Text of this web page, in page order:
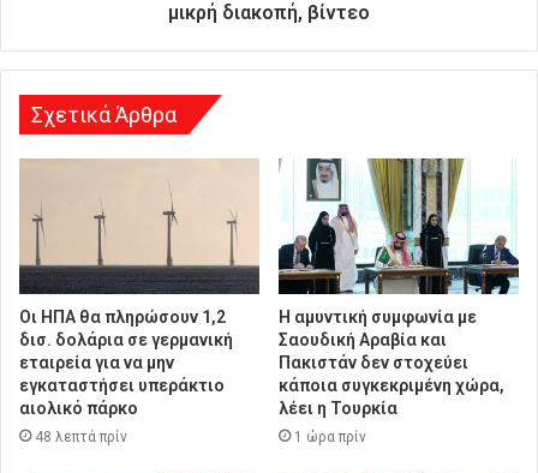
σ
μικρή διακοπή, βίντεο
Σχετικά Άρθρα
Οι ΗΠΑ θα πληρώσουν 1,2
δισ. δολάρια σε γερμανική
εταιρεία για να μην
εγκαταστήσει υπεράκτιο
αιολικό πάρκο
48 λεπτά πρίν
Η αμυντική συμφωνία με
Σαουδική Αραβία και
Πακιστάν δεν στοχεύει
κάποια συγκεκριμένη χώρα,
λέει η Τουρκία
1 ώρα πρίν